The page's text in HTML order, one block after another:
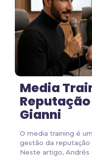
Media
Gianni
O media training é
gestão da reputação
Neste artigo, Andrés